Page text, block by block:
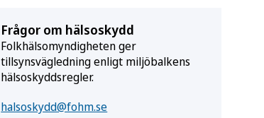
Frågor om hälsoskydd
Folkhälsomyndigheten ger
tillsynsvägledning enligt miljöbalkens
hälso­skydds­regler.
halsoskydd@fohm.se